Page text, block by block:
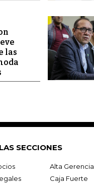
las
SECCIONES
Alta Gerencia
Caja Fuerte